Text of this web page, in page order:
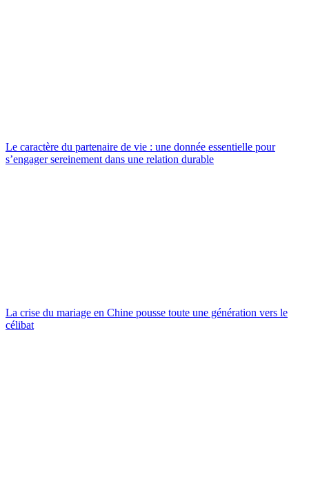
Le caractère du partenaire de vie : une donnée essentielle pour
s’engager sereinement dans une relation durable
La crise du mariage en Chine pousse toute une génération vers le
célibat